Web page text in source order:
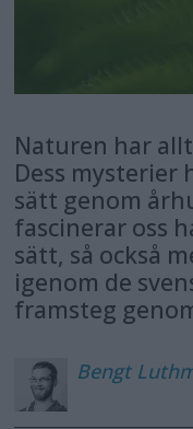
Naturen har
Dess mysterier
sätt genom
fascinerar oss
sätt, så också
igenom de
framsteg
Bengt